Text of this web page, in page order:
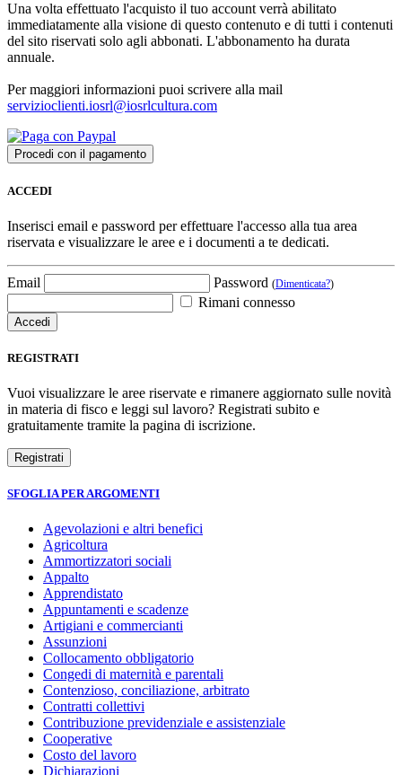
Una volta effettuato l'acquisto il tuo account verrà abilitato
immediatamente alla visione di questo contenuto e di tutti i contenuti
del sito riservati solo agli abbonati. L'abbonamento ha durata
annuale.
Per maggiori informazioni puoi scrivere alla mail
servizioclienti.iosrl@iosrlcultura.com
ACCEDI
Inserisci email e password per effettuare l'accesso alla tua area
riservata e visualizzare le aree e i documenti a te dedicati.
Email Password (Dimenticata?)
Rimani connesso
REGISTRATI
Vuoi visualizzare le aree riservate e rimanere aggiornato sulle novità
in materia di fisco e leggi sul lavoro? Registrati subito e
gratuitamente tramite la pagina di iscrizione.
SFOGLIA PER ARGOMENTI
Agevolazioni e altri benefici
Agricoltura
Ammortizzatori sociali
Appalto
Apprendistato
Appuntamenti e scadenze
Artigiani e commercianti
Assunzioni
Collocamento obbligatorio
Congedi di maternità e parentali
Contenzioso, conciliazione, arbitrato
Contratti collettivi
Contribuzione previdenziale e assistenziale
Cooperative
Costo del lavoro
Dichiarazioni